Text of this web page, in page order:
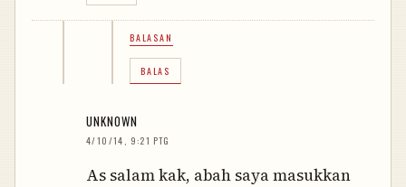
BALASAN
BALAS
UNKNOWN
4/10/14, 9:21 PTG
As salam kak, abah saya masukkan